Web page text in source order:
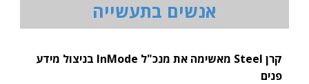
אנשים בתעשייה
קרן Steel מאשימה את מנכ"ל InMode בניצול מידע
פנים